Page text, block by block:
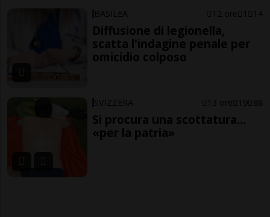
BASILEA 12 ore 1 14
Diffusione di legionella,
scatta l'indagine penale per
omicidio colposo
SVIZZERA 13 ore 19 88
Si procura una scottatura...
«per la patria»